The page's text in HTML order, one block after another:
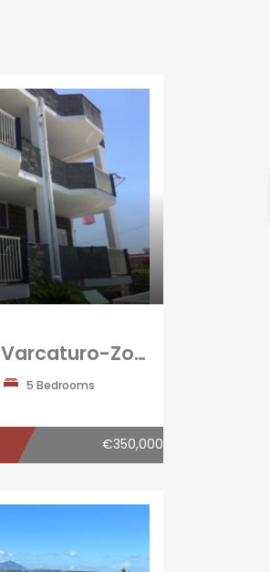
VILLA SINGOLA Varcaturo-Zona Centrale
5 Bedrooms
€350,000